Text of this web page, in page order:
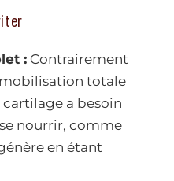
: Contrairement
totale
cartilage a besoin
nourrir, comme
en étant